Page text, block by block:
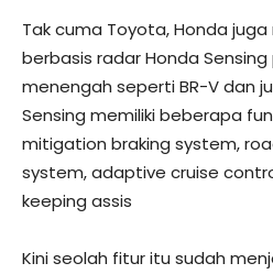
Tak cuma Toyota, Honda
berbasis radar Honda
menengah seperti BR-V dan
Sensing memiliki beberapa
mitigation braking system,
system, adaptive cruise
keeping assis
Kini seolah fitur itu sudah